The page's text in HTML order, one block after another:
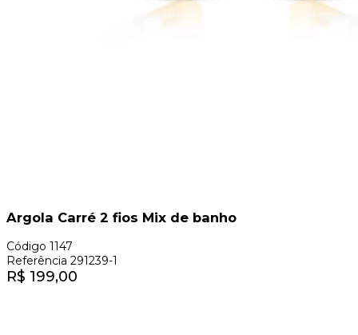
Argola Carré 2 fios Mix de banho
Código 1147
Referência 291239-1
R$ 199,00